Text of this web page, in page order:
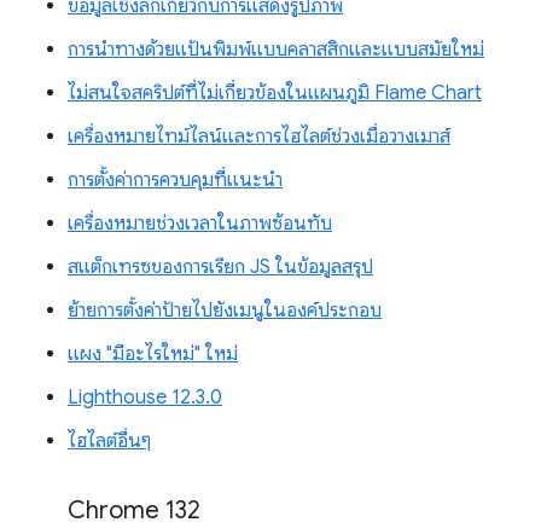
ข้อมูลเชิงลึกเกี่ยวกับการแสดงรูปภาพ
การนำทางด้วยแป้นพิมพ์แบบคลาสสิกและแบบสมัยใหม่
ไม่สนใจสคริปต์ที่ไม่เกี่ยวข้องในแผนภูมิ Flame Chart
เครื่องหมายไทม์ไลน์และการไฮไลต์ช่วงเมื่อวางเมาส์
การตั้งค่าการควบคุมที่แนะนำ
เครื่องหมายช่วงเวลาในภาพซ้อนทับ
สแต็กเทรซของการเรียก JS ในข้อมูลสรุป
ย้ายการตั้งค่าป้ายไปยังเมนูในองค์ประกอบ
แผง "มีอะไรใหม่" ใหม่
Lighthouse 12.3.0
ไฮไลต์อื่นๆ
Chrome 132